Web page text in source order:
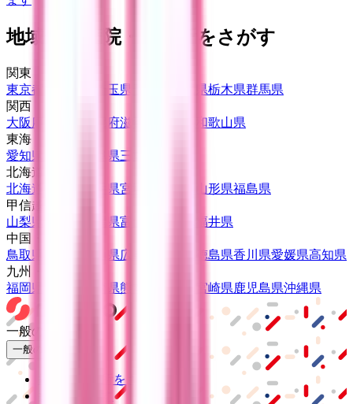
地域から病院・診療所をさがす
関東
東京都
埼玉県 茨城県栃木県群馬県
関西
大阪府
京都府滋賀県
和歌山県
東海
愛知県
岐阜県三重県
北海道・東北
北海道
岩手県宮城県 山形県福島県
甲信越・北陸
山梨県
新潟県富山県
福井県
中国・四国
鳥取県
岡山県広島県 徳島県香川県愛媛県高知県
九州・沖縄
福岡県
長崎県熊本県 宮崎県鹿児島県沖縄県
一般の方
一般の方
病院・診療所をさがす